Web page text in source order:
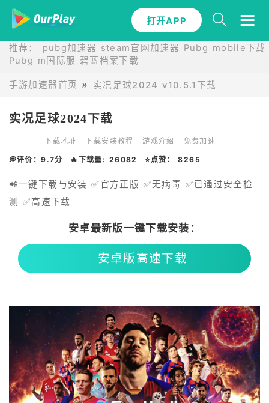
打开APP
推荐： pubg加速器 steam官网加速器 Pubg mobile下载
Pubg m国际服 碧蓝档案下载
手游加速器首页 实况足球2024 v10.5.1下载
实况足球2024下载
下载地址 下载安装教程 游戏介绍 免费加速
💭评价：9.7分 🔥下载量: 26082 ⭐点赞： 8265
📲一键下载与安装 ✅官方正版 ✅无病毒 ✅已通过安全检
测 ✅高速下载
安卓最新版一键下载安装：
安卓版高速下载